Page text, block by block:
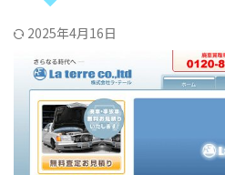
2025年4月16日